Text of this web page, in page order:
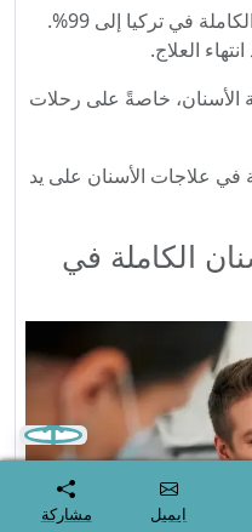
► تصل نسبة نجاح زراعة الأسنان الكاملة في تركيا إلى 99%.
العلاج.
خاصةً على رحلات
في علاجات الأسنان على يد
الكاملة في
ايميل مشاركة